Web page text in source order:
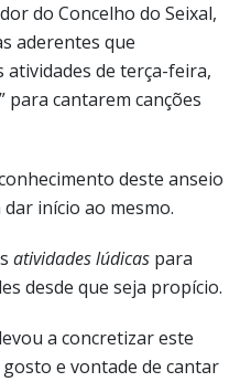
do Concelho do Seixal,
aderentes que
de terça-feira,
para cantarem canções
deste anseio
início ao mesmo.
atividades lúdicas para
desde que seja propício.
a concretizar este
e vontade de cantar